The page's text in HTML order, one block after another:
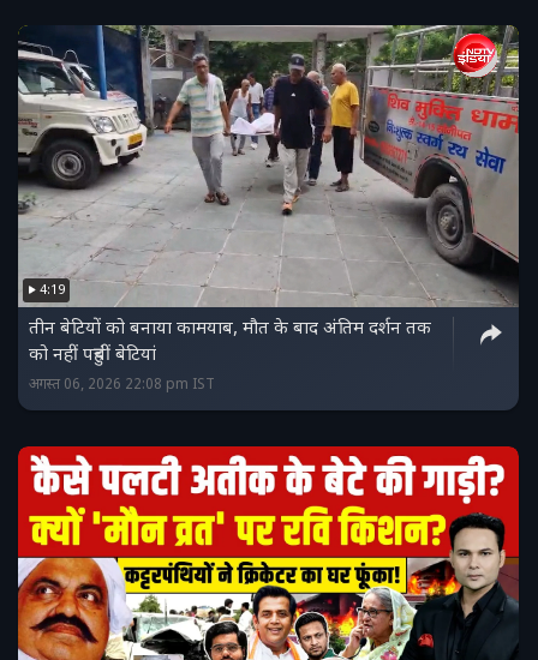
4:19
तीन बेटियों को बनाया कामयाब, मौत के बाद अंतिम दर्शन तक
को नहीं पहुंचीं बेटियां
अगस्त 06, 2026 22:08 pm IST